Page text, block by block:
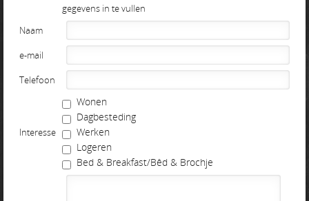
gegevens in te vullen
Naam
e-mail
Telefoon
Interesse
Wonen
Dagbesteding
Werken
Logeren
Bed & Breakfast/Bêd & Brochje